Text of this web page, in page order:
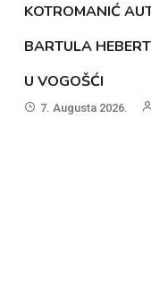
KOTROMANIĆ
BARTULA
U VOGOŠĆI
7. Augusta 2026.